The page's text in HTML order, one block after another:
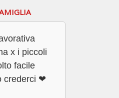
x i piccoli
facile
crederci ❤